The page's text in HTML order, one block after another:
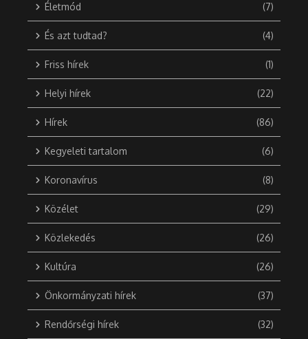
Életmód (7)
És azt tudtad? (4)
Friss hírek (1)
Helyi hírek (22)
Hírek (86)
Kegyeleti tartalom (6)
Koronavírus (8)
Közélet (29)
Közlekedés (26)
Kultúra (26)
Önkormányzati hírek (37)
Rendőrségi hírek (32)